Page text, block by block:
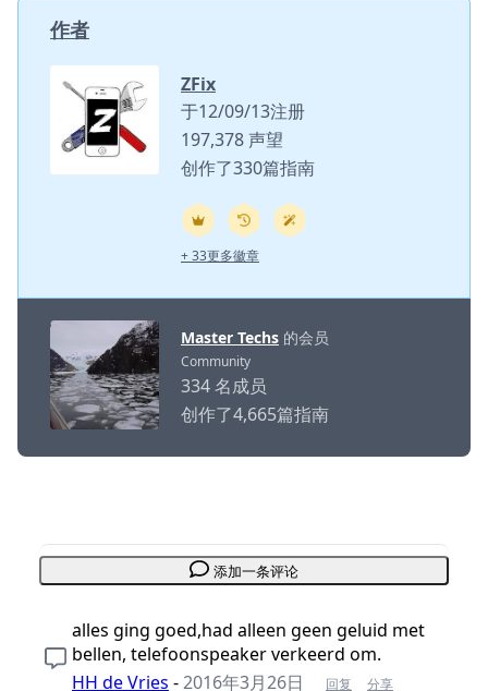
作者
ZFix
于12/09/13注册
197,378 声望
创作了330篇指南
+ 33更多徽章
Master Techs 的会员
Community
334 名成员
创作了4,665篇指南
添加一条评论
alles ging goed,had alleen geen geluid met
bellen, telefoonspeaker verkeerd om.
HH de Vries -2016年3月26日 回复 分享